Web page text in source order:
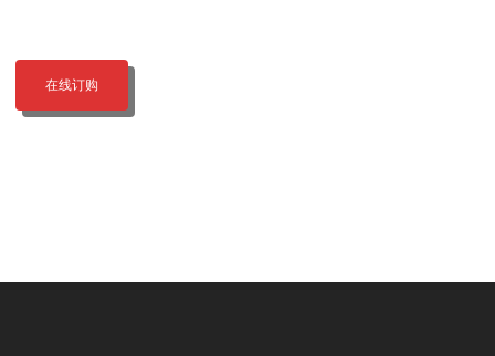
在线订购